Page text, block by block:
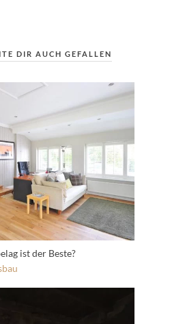
DIR AUCH GEFALLEN
ist der Beste?